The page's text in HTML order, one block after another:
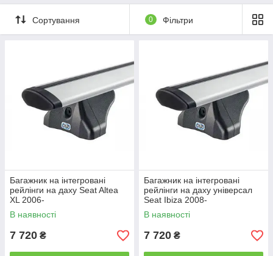
Сортування 0 Фільтри
Багажник на інтегровані
рейлінги на даху Seat Altea
XL 2006-
В наявності
7 720 ₴
Багажник на інтегровані
рейлінги на даху універсал
Seat Ibiza 2008-
В наявності
7 720 ₴